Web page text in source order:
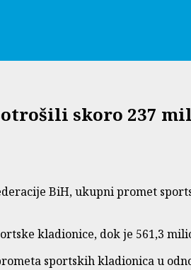
skoro 237
BiH, ukupni promet
kladionice, dok je 561,3
sportskih kladionica u